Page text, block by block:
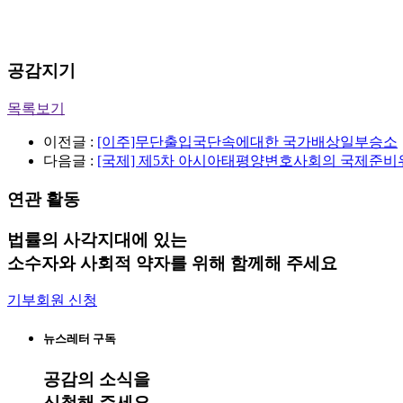
공감지기
목록보기
이전글 : [이주]무단출입국단속에대한 국가배상일부승소
다음글 : [국제] 제5차 아시아태평양변호사회의 국제준비
연관 활동
법률의 사각지대에 있는
소수자와 사회적 약자를 위해 함께해 주세요
기부회원 신청
뉴스레터 구독
공감의 소식을